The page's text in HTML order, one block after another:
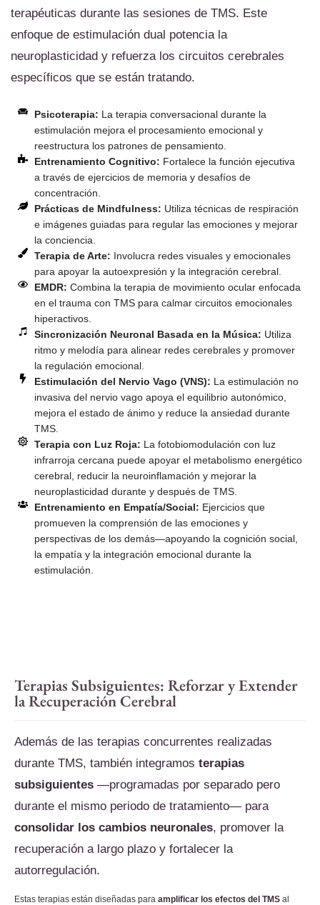
terapéuticas durante las sesiones de TMS. Este
enfoque de estimulación dual potencia la
neuroplasticidad y refuerza los circuitos cerebrales
específicos que se están tratando.
Psicoterapia: La terapia conversacional durante la
estimulación mejora el procesamiento emocional y
reestructura los patrones de pensamiento.
Entrenamiento Cognitivo: Fortalece la función ejecutiva
a través de ejercicios de memoria y desafíos de
concentración.
Prácticas de Mindfulness: Utiliza técnicas de respiración
e imágenes guiadas para regular las emociones y mejorar
la conciencia.
Terapia de Arte: Involucra redes visuales y emocionales
para apoyar la autoexpresión y la integración cerebral.
EMDR: Combina la terapia de movimiento ocular enfocada
en el trauma con TMS para calmar circuitos emocionales
hiperactivos.
Sincronización Neuronal Basada en la Música: Utiliza
ritmo y melodía para alinear redes cerebrales y promover
la regulación emocional.
Estimulación del Nervio Vago (VNS): La estimulación no
invasiva del nervio vago apoya el equilibrio autonómico,
mejora el estado de ánimo y reduce la ansiedad durante
TMS.
Terapia con Luz Roja: La fotobiomodulación con luz
infrarroja cercana puede apoyar el metabolismo energético
cerebral, reducir la neuroinflamación y mejorar la
neuroplasticidad durante y después de TMS.
Entrenamiento en Empatía/Social: Ejercicios que
promueven la comprensión de las emociones y
perspectivas de los demás—apoyando la cognición social,
la empatía y la integración emocional durante la
estimulación.
Terapias Subsiguientes: Reforzar y Extender
la Recuperación Cerebral
Además de las terapias concurrentes realizadas
durante TMS, también integramos terapias
subsiguientes —programadas por separado pero
durante el mismo periodo de tratamiento— para
consolidar los cambios neuronales, promover la
recuperación a largo plazo y fortalecer la
autorregulación.
Estas terapias están diseñadas para amplificar los efectos del TMS al